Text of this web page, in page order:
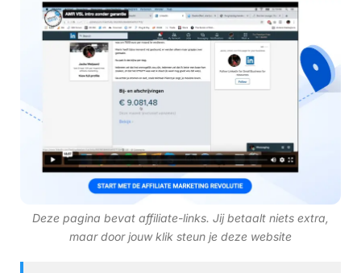
Deze pagina bevat affiliate-links. Jij betaalt niets extra,
maar door jouw klik steun je deze website